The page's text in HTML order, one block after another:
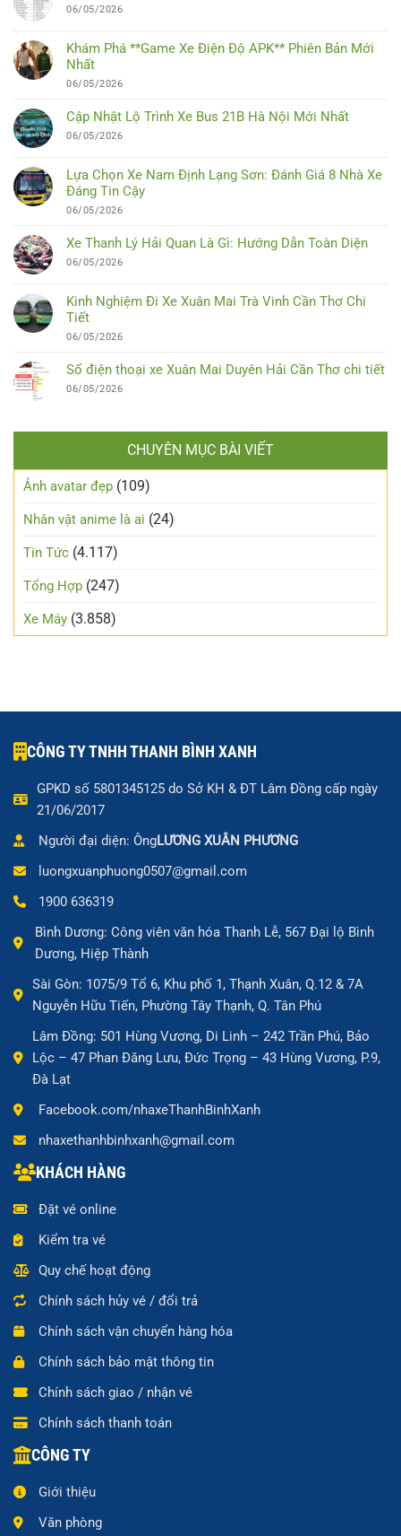
06/05/2026
Khám Phá **Game Xe Điện Độ APK** Phiên Bản Mới
Nhất
06/05/2026
Cập Nhật Lộ Trình Xe Bus 21B Hà Nội Mới Nhất
06/05/2026
Lựa Chọn Xe Nam Định Lạng Sơn: Đánh Giá 8 Nhà Xe
Đáng Tin Cậy
06/05/2026
Xe Thanh Lý Hải Quan Là Gì: Hướng Dẫn Toàn Diện
06/05/2026
Kinh Nghiệm Đi Xe Xuân Mai Trà Vinh Cần Thơ Chi
Tiết
06/05/2026
Số điện thoại xe Xuân Mai Duyên Hải Cần Thơ chi tiết
06/05/2026
CHUYÊN MỤC BÀI VIẾT
Ảnh avatar đẹp (109)
Nhân vật anime là ai (24)
Tin Tức (4.117)
Tổng Hợp (247)
Xe Máy (3.858)
CÔNG TY TNHH THANH BÌNH XANH
GPKD số 5801345125 do Sở KH & ĐT Lâm Đồng cấp ngày
21/06/2017
Người đại diện: ÔngLƯƠNG XUÂN PHƯƠNG
luongxuanphuong0507@gmail.com
1900 636319
Bình Dương: Công viên văn hóa Thanh Lễ, 567 Đại lộ Bình
Dương, Hiệp Thành
Sài Gòn: 1075/9 Tổ 6, Khu phố 1, Thạnh Xuân, Q.12 & 7A
Nguyễn Hữu Tiến, Phường Tây Thạnh, Q. Tân Phú
Lâm Đồng: 501 Hùng Vương, Di Linh – 242 Trần Phú, Bảo
Lộc – 47 Phan Đăng Lưu, Đức Trọng – 43 Hùng Vương, P.9,
Đà Lạt
Facebook.com/nhaxeThanhBinhXanh
nhaxethanhbinhxanh@gmail.com
KHÁCH HÀNG
Đặt vé online
Kiểm tra vé
Quy chế hoạt động
Chính sách hủy vé / đổi trả
Chính sách vận chuyển hàng hóa
Chính sách bảo mật thông tin
Chính sách giao / nhận vé
Chính sách thanh toán
CÔNG TY
Giới thiệu
Văn phòng